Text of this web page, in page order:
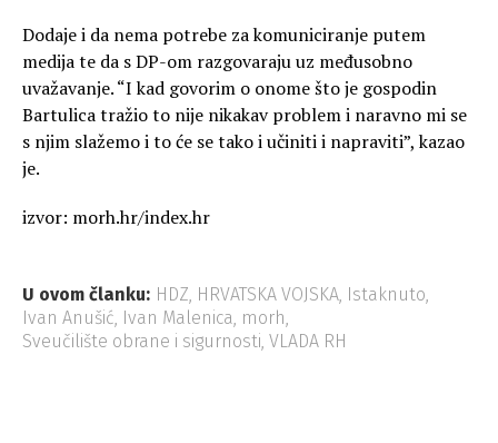
Dodaje i da nema potrebe za komuniciranje putem
medija te da s DP-om razgovaraju uz međusobno
uvažavanje. “I kad govorim o onome što je gospodin
Bartulica tražio to nije nikakav problem i naravno mi se
s njim slažemo i to će se tako i učiniti i napraviti”, kazao
je.
izvor: morh.hr/index.hr
U ovom članku: HDZ, HRVATSKA VOJSKA, Istaknuto,
Ivan Anušić, Ivan Malenica, morh,
Sveučilište obrane i sigurnosti, VLADA RH